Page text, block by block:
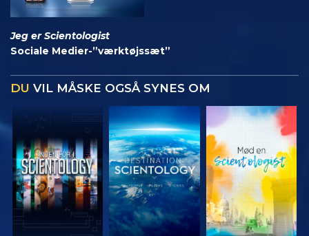
Jeg er Scientologist
Sociale Medier-”værktøjssæt”
DU VIL MÅSKE OGSÅ SYNES OM